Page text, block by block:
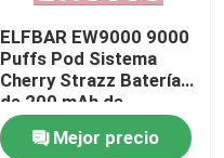
ELFBAR EW9000 9000
Puffs Pod Sistema
Cherry Strazz Batería
de 200 mAh de
capacidad
Mejor precio